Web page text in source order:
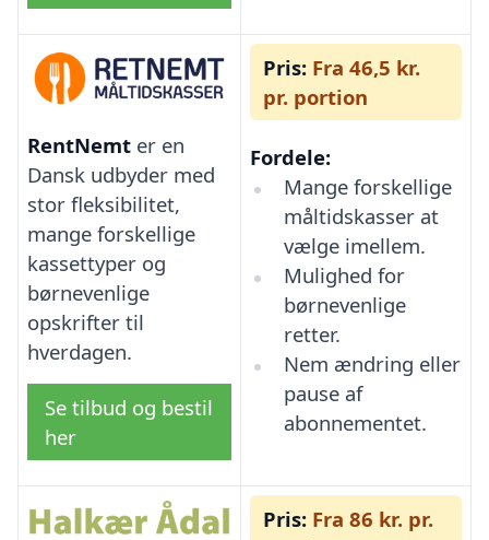
RentNemt er en
Dansk udbyder med
stor fleksibilitet,
mange forskellige
kassettyper og
børnevenlige
opskrifter til
hverdagen.
Se tilbud og bestil
her
Pris: Fra 46,5 kr.
pr. portion
Fordele:
Mange forskellige
måltidskasser at
vælge imellem.
Mulighed for
børnevenlige
retter.
Nem ændring eller
pause af
abonnementet.
Pris: Fra 86 kr. pr.